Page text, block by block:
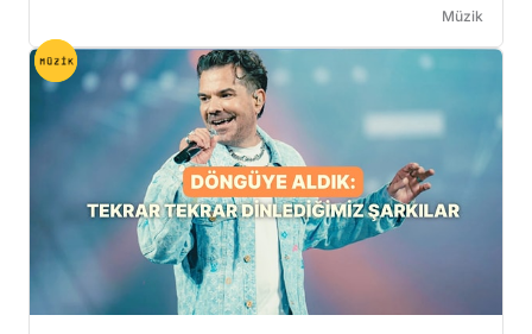
Müzik